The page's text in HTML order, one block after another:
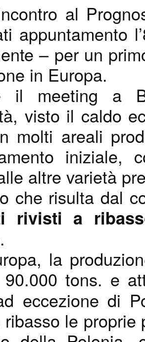
al
appuntamento
– per un
in Europa.
il meeting a
visto il caldo
molti areali
iniziale,
altre varietà
che risulta dal
rivisti a
la
tons. e
eccezione di
le